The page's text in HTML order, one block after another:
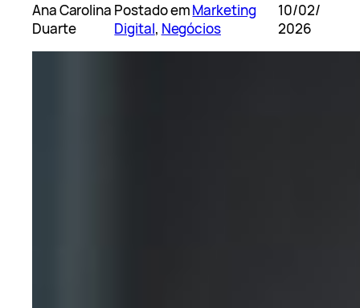
Ana Carolina
Duarte
Postado emMarketing
Digital, Negócios
10/02/
2026